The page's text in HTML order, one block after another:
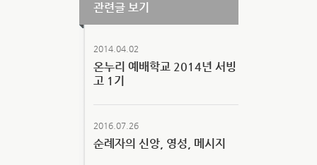
관련글 보기
2014.04.02
온누리 예배학교 2014년 서빙
고 1기
2016.07.26
순례자의 신앙, 영성, 메시지